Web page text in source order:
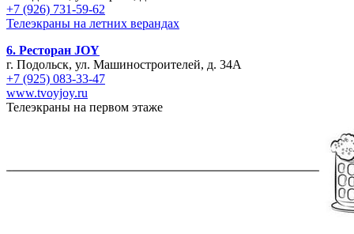
+7 (926) 731-59-62
Телеэкраны на летних верандах
6. Ресторан JOY
г. Подольск, ул. Машиностроителей, д. 34А
+7 (925) 083-33-47
www.tvoyjoy.ru
Телеэкраны на первом этаже